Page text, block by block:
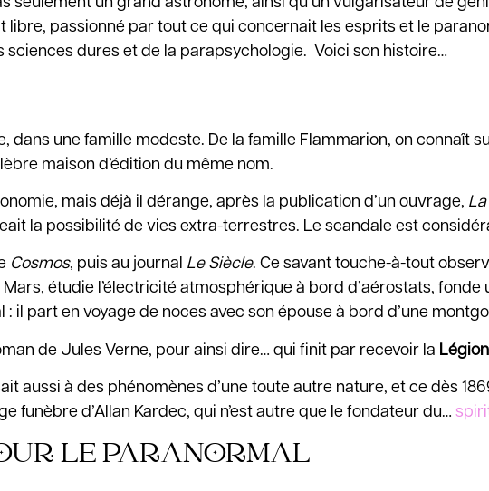
libre, passionné par tout ce qui concernait les esprits et le
sciences dures et de la parapsychologie. Voici son histoire…
dans une famille modeste. De la famille Flammarion, on connaît
maison d’édition du même nom.
mais déjà il dérange, après la publication d’un ouvrage,
la possibilité de vies extra-terrestres. Le scandale est
Cosmos, puis au journal Le Siècle. Ce savant touche-à-tout
étudie l’électricité atmosphérique à bord d’aérostats, fonde
: il part en voyage de noces avec son épouse à bord d’une
de Jules Verne, pour ainsi dire… qui finit par recevoir la
aussi à des phénomènes d’une toute autre nature, et ce dès
funèbre d’Allan Kardec, qui n’est autre que le fondateur du…
LE PARANORMAL